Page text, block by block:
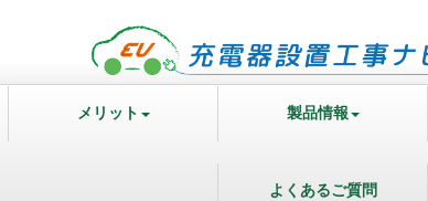
メリット 製品情報
よくあるご質問